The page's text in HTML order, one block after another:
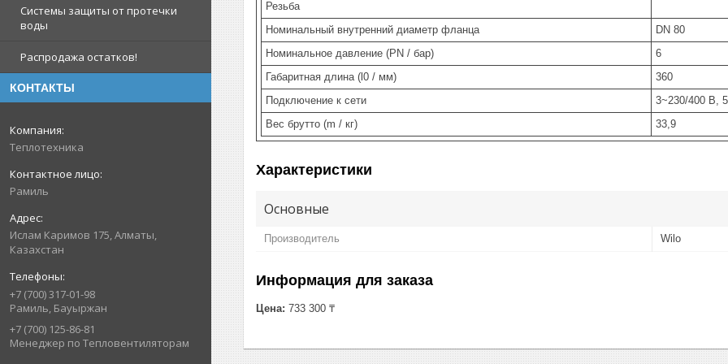
Системы защиты от протечки
воды
Распродажа остатков!
КОНТАКТЫ
Теплотехника
Рамиль
Ислам Каримов 175, Алматы,
Казахстан
+7 (700) 317-01-98
Рамиль, Бауыржан
+7 (700) 125-86-81
Менеджер по Тепловентиляторам
Резьба
Номинальный внутренний диаметр фланца
DN 80
Номинальное давление (PN / бар)
6
Габаритная длина (l0 / мм)
360
Подключение к сети
3~230/400 В,
Вес брутто (m / кг)
33,9
Характеристики
Основные
Производитель Wilo
Информация для заказа
Цена: 733 300 ₸